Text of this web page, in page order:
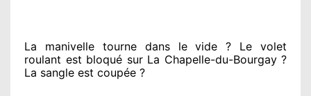
La manivelle tourne dans le vide ? Le volet
roulant est bloqué sur La Chapelle-du-Bourgay ?
La sangle est coupée ?